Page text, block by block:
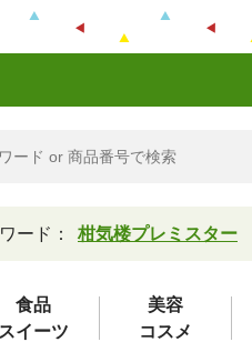
ード： 柑気楼プレミスター
食品
スイーツ
美容
コスメ